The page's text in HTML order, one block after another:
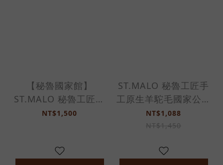
【秘魯國家館】
ST.MALO 秘魯工匠手
工原生羊駝毛繽紛糖果
NT$1,500
ST.MALO 秘魯工匠手
工原生羊駝毛國家公園
羊駝鑰匙圈-2398UA-
18CM-優勝美地
NT$1,088
NT$1,450